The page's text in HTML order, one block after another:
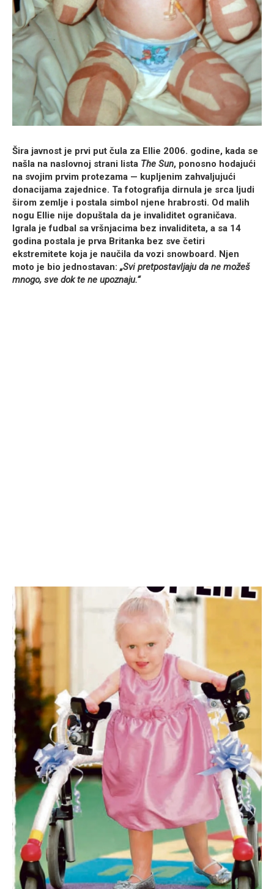
Šira javnost je prvi put čula za Ellie 2006. godine, kada se
našla na naslovnoj strani lista The Sun, ponosno hodajući
na svojim prvim protezama — kupljenim zahvaljujući
donacijama zajednice. Ta fotografija dirnula je srca ljudi
širom zemlje i postala simbol njene hrabrosti. Od malih
nogu Ellie nije dopuštala da je invaliditet ograničava.
Igrala je fudbal sa vršnjacima bez invaliditeta, a sa 14
godina postala je prva Britanka bez sve četiri
ekstremitete koja je naučila da vozi snowboard. Njen
moto je bio jednostavan: „Svi pretpostavljaju da ne možeš
mnogo, sve dok te ne upoznaju.“